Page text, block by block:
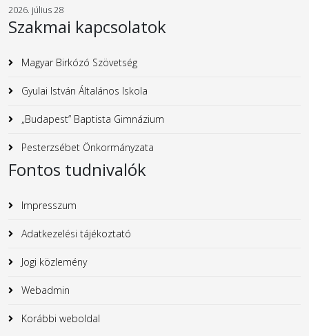
2026. július 28
Szakmai kapcsolatok
Magyar Birkózó Szövetség
Gyulai István Általános Iskola
„Budapest” Baptista Gimnázium
Pesterzsébet Önkormányzata
Fontos tudnivalók
Impresszum
Adatkezelési tájékoztató
Jogi közlemény
Webadmin
Korábbi weboldal